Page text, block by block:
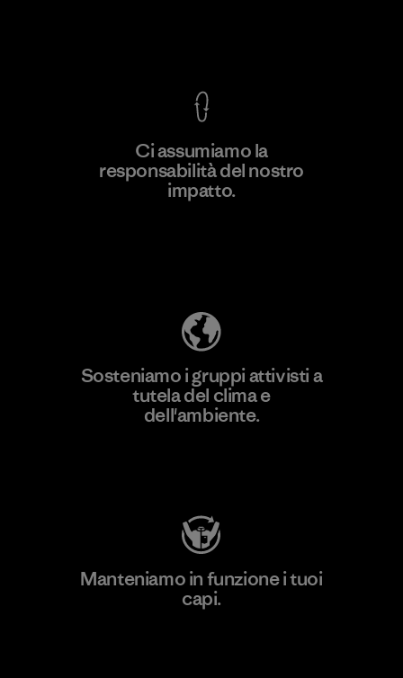
Scopri di più
Ci assumiamo la
responsabilità del nostro
impatto.
Sosteniamo i gruppi attivisti a
tutela del clima e
dell'ambiente.
Manteniamo in funzione i tuoi
capi.